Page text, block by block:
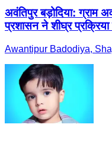
अवंतिपुर बड़ोदिया: ग्राम
प्रशासन ने शीघ्र
Awantipur Badodiya,